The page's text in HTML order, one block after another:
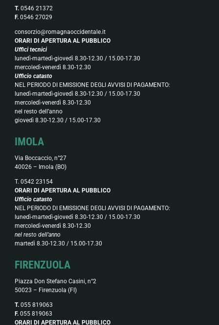
T.0546 21372
F.0546 27029
consorzio@romagnaoccidentale.it
ORARI DI APERTURA AL PUBBLICO
Uffici tecnici
lunedì-martedì-giovedì 8.30-12.30 / 15.00-17.30
mercoledì-venerdì 8.30-12.30
Ufficio catasto
NEL PERIODO DI EMISSIONE DEGLI AVVISI DI PAGAMENTO:
lunedì-martedì-giovedì 8.30-12.30 / 15.00-17.30
mercoledì-venerdì 8.30-12.30
nel resto dell’anno
giovedì 8.30-12.30 / 15.00-17.30
IMOLA
Via Boccaccio, n°27
40026 – Imola (BO)
T. 0542 23154
ORARI DI APERTURA AL PUBBLICO
Ufficio catasto
NEL PERIODO DI EMISSIONE DEGLI AVVISI DI PAGAMENTO:
lunedì-martedì-giovedì 8.30-12.30 / 15.00-17.30
mercoledì-venerdì 8.30-12.30
nel resto dell’anno
martedì 8.30-12.30 / 15.00-17.30
FIRENZUOLA
Piazza Don Stefano Casini, n°2
50023 – Firenzuola (FI)
T.055 819063
F.055 819063
ORARI DI APERTURA AL PUBBLICO